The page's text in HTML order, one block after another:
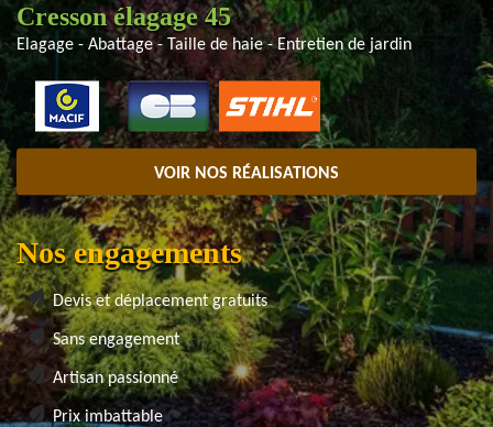
Cresson élagage 45
Elagage - Abattage - Taille de haie - Entretien de jardin
VOIR NOS RÉALISATIONS
Nos engagements
Devis et déplacement gratuits
Sans engagement
Artisan passionné
Prix imbattable